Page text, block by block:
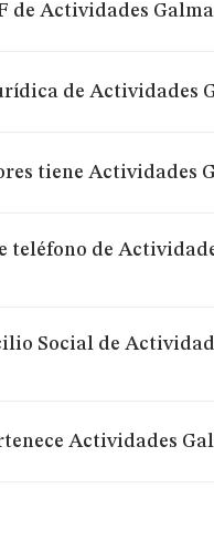
de Actividades
de Actividades
tiene Actividades
teléfono de
Social de
Actividades